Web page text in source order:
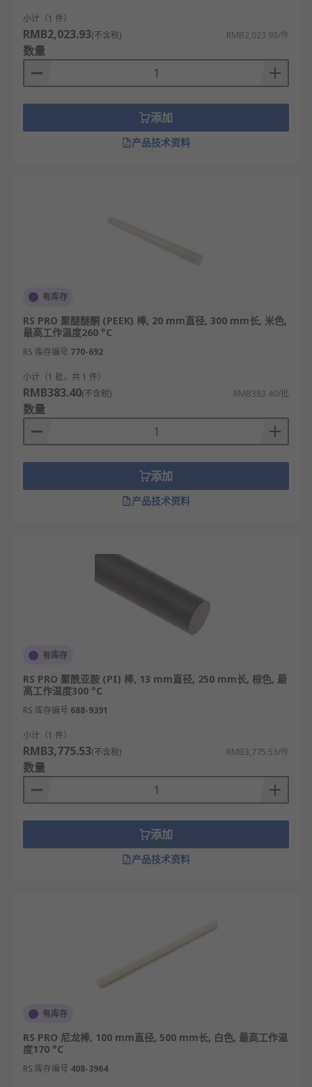
小计（1 件）
RMB2,023.93(不含税) RMB2,023.93/件
数量
添加
产品技术资料
有库存
RS PRO 聚醚醚酮 (PEEK) 棒, 20 mm直径, 300 mm长, 米色,
最高工作温度260 °C
RS 库存编号 770-692
小计（1 批，共 1 件）
RMB383.40(不含税) RMB383.40/批
数量
添加
产品技术资料
有库存
RS PRO 聚酰亚胺 (PI) 棒, 13 mm直径, 250 mm长, 棕色, 最
高工作温度300 °C
RS 库存编号 688-9391
小计（1 件）
RMB3,775.53(不含税) RMB3,775.53/件
数量
添加
产品技术资料
有库存
RS PRO 尼龙棒, 100 mm直径, 500 mm长, 白色, 最高工作温
度170 °C
RS 库存编号 408-3964